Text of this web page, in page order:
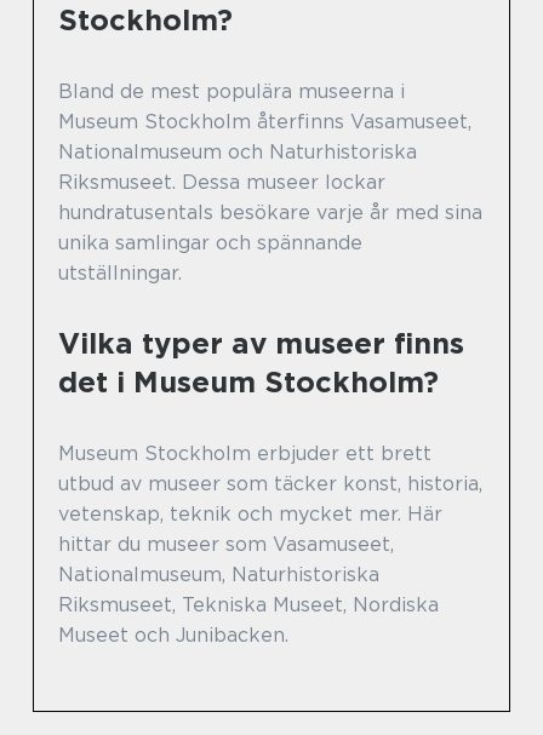
Stockholm?
Bland de mest populära museerna i
Museum Stockholm återfinns Vasamuseet,
Nationalmuseum och Naturhistoriska
Riksmuseet. Dessa museer lockar
hundratusentals besökare varje år med sina
unika samlingar och spännande
utställningar.
Vilka typer av museer finns
det i Museum Stockholm?
Museum Stockholm erbjuder ett brett
utbud av museer som täcker konst, historia,
vetenskap, teknik och mycket mer. Här
hittar du museer som Vasamuseet,
Nationalmuseum, Naturhistoriska
Riksmuseet, Tekniska Museet, Nordiska
Museet och Junibacken.